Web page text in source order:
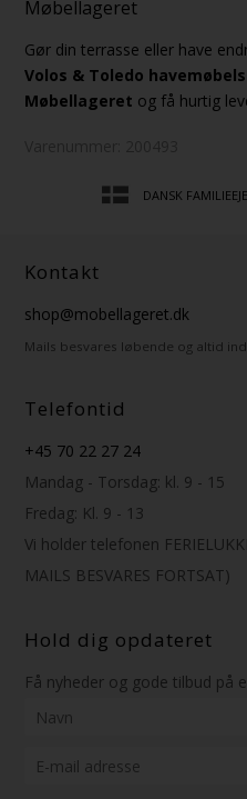
Møbellageret
Gør din terrasse eller have
Volos & Toledo
Møbellageret og få hurtig
DANSK
Kontakt
shop@mobellageret.dk
Mails besvares løbende og altid
Telefontid
+45 70 22 27 24
Mandag - Torsdag: kl. 9 - 15
Fredag: Kl. 9 - 13
Vi holder telefonen
MAILS BESVARES FORTSAT)
Hold dig opdateret
Få nyheder og gode tilbud på